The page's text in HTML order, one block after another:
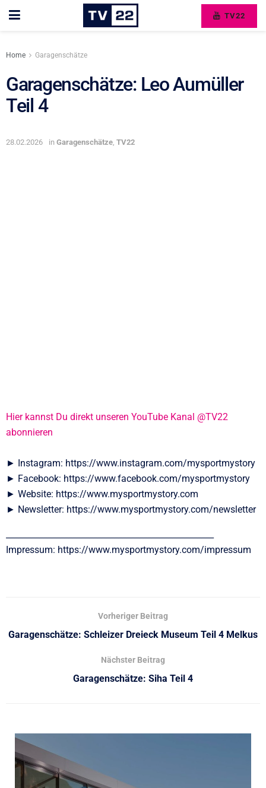
TV22
Home Garagenschätze
Garagenschätze: Leo Aumüller
Teil 4
28.02.2026 in Garagenschätze TV22
Hier kannst Du direkt unseren YouTube Kanal @TV22
abonnieren
► Instagram: https://www.instagram.com/mysportmystory
► Facebook: https://www.facebook.com/mysportmystory
► Website: https://www.mysportmystory.com
► Newsletter: https://www.mysportmystory.com/newsletter
Impressum: https://www.mysportmystory.com/impressum
Vorheriger Beitrag
Garagenschätze: Schleizer Dreieck Museum Teil 4 Melkus
Nächster Beitrag
Garagenschätze: Siha Teil 4